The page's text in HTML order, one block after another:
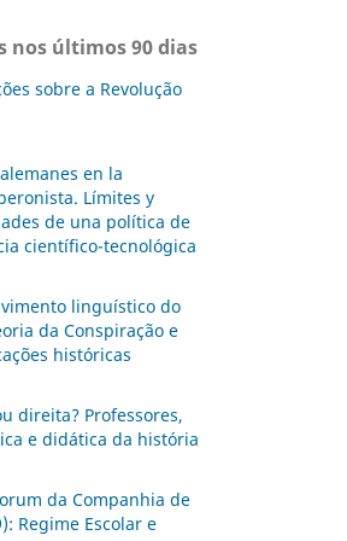
nos últimos 90 dias
sobre a Revolução
en la
Límites y
de una política de
científico-tecnológica
linguístico do
da Conspiração e
históricas
direita? Professores,
e didática da história
da Companhia de
Regime Escolar e